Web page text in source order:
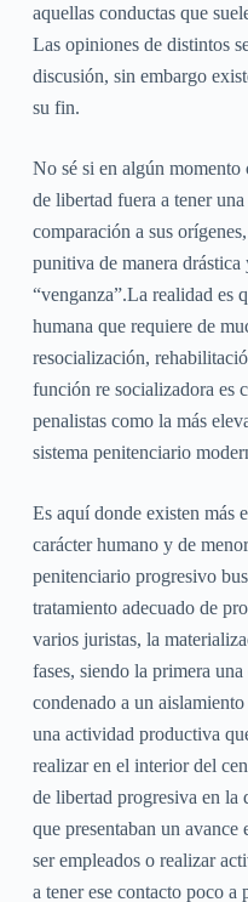
aquellas conductas que
Las opiniones de distintos
discusión, sin embargo
su fin.
No sé si en algún
de libertad fuera a tener
comparación a sus
punitiva de manera
“venganza”.La realidad es
humana que requiere de
resocialización,
función re socializadora es
penalistas como la más
sistema penitenciario
Es aquí donde existen más
carácter humano y de
penitenciario progresivo
tratamiento adecuado de
varios juristas, la
fases, siendo la primera
condenado a un
una actividad productiva
realizar en el interior del
de libertad progresiva en la
que presentaban un
ser empleados o realizar
a tener ese contacto poco a